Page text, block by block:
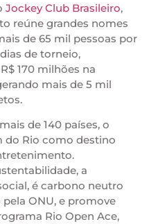
Jockey Club Brasileiro,
reúne grandes nomes
de 65 mil pessoas por
de torneio,
170 milhões na
mais de 5 mil
de 140 países, o
do Rio como destino
a
é carbono neutro
ONU, e promove
Rio Open Ace,